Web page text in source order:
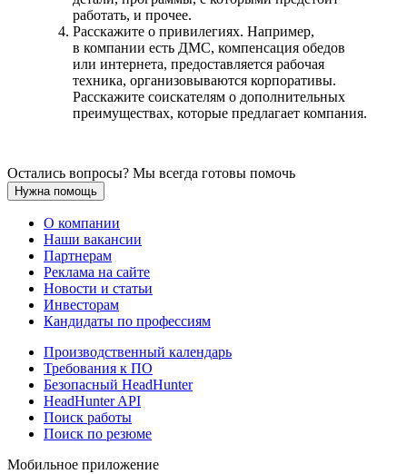
работать, и прочее.
Расскажите о привилегиях. Например,
в компании есть ДМС, компенсация обедов
или интернета, предоставляется рабочая
техника, организовываются корпоративы.
Расскажите соискателям о дополнительных
преимуществах, которые предлагает компания.
Остались вопросы? Мы всегда готовы помочь
Нужна помощь
О компании
Наши вакансии
Партнерам
Реклама на сайте
Новости и статьи
Инвесторам
Кандидаты по профессиям
Производственный календарь
Требования к ПО
Безопасный HeadHunter
HeadHunter API
Поиск работы
Поиск по резюме
Мобильное приложение